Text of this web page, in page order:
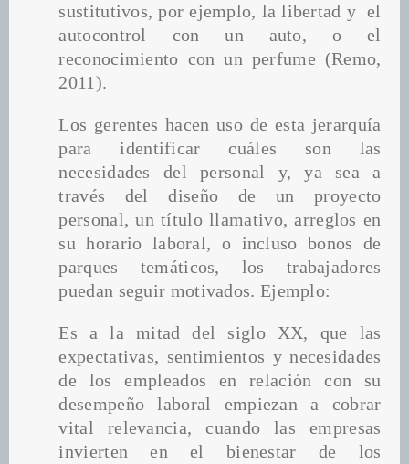
sustitutivos, por ejemplo, la libertad y  el
autocontrol con un auto, o el
reconocimiento con un perfume (Remo,
2011).
Los gerentes hacen uso de esta jerarquía
para identificar cuáles son las
necesidades del personal y, ya sea a
través del diseño de un proyecto
personal, un título llamativo, arreglos en
su horario laboral, o incluso bonos de
parques temáticos, los trabajadores
puedan seguir motivados. Ejemplo:
Es a la mitad del siglo XX, que las
expectativas, sentimientos y necesidades
de los empleados en relación con su
desempeño laboral empiezan a cobrar
vital relevancia, cuando las empresas
invierten en el bienestar de los